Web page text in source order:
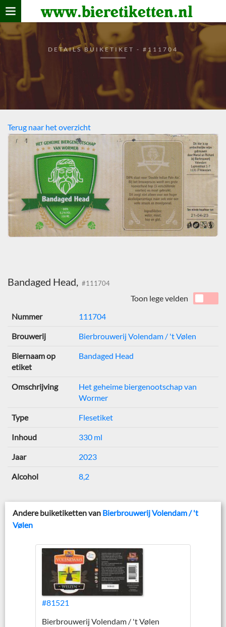
www.bieretiketten.nl
Home
verzamelen
De bierkaart
Bezoekers
DETAILS BUIKETIKET - #111704
Terug naar het overzicht
Bandaged Head, #111704
Toon lege velden
Nummer
111704
Brouwerij Bierbrouwerij Volendam / 't Vølen
Biernaam op
etiket
Bandaged Head
Omschrijving
Het geheime biergenootschap van
Wormer
Type Flesetiket
Inhoud 330 ml
Jaar 2023
Alcohol 8,2
Andere buiketiketten van Bierbrouwerij Volendam / 't
Vølen
#81521
Bierbrouwerij Volendam / 't Vølen